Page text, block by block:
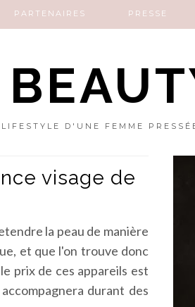
D'UNE FEMME
PARTENAIRES PRESSE
visage de
la peau de manière
et que l'on trouve donc
prix de ces appareils est
durant des